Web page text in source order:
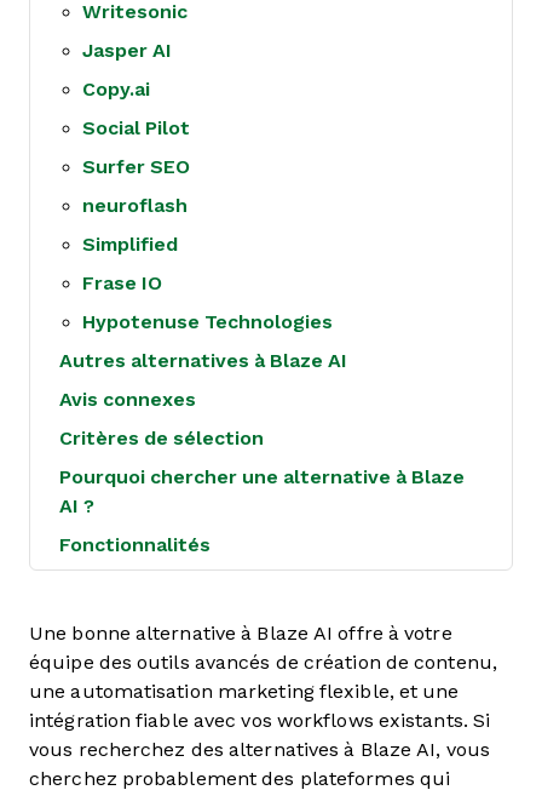
Writesonic
Jasper AI
Copy.ai
Social Pilot
Surfer SEO
neuroflash
Simplified
Frase IO
Hypotenuse Technologies
Autres alternatives à Blaze AI
Avis connexes
Critères de sélection
Pourquoi chercher une alternative à Blaze
AI ?
Fonctionnalités
Une bonne alternative à Blaze AI offre à votre
équipe des outils avancés de création de contenu,
une automatisation marketing flexible, et une
intégration fiable avec vos workflows existants. Si
vous recherchez des alternatives à Blaze AI, vous
cherchez probablement des plateformes qui